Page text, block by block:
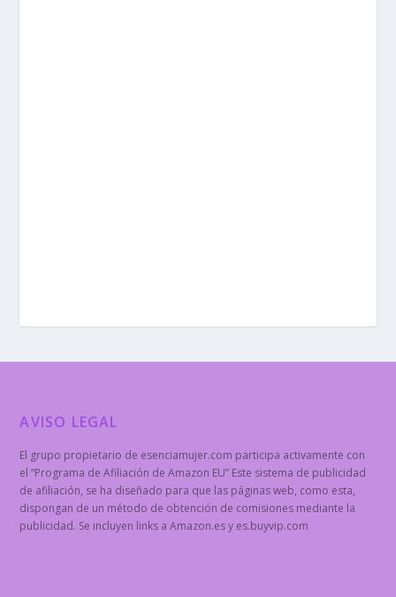
AVISO LEGAL
El grupo propietario de esenciamujer.com participa activamente con
el “Programa de Afiliación de Amazon EU” Este sistema de publicidad
de afiliación, se ha diseñado para que las páginas web, como esta,
dispongan de un método de obtención de comisiones mediante la
publicidad. Se incluyen links a Amazon.es y es.buyvip.com